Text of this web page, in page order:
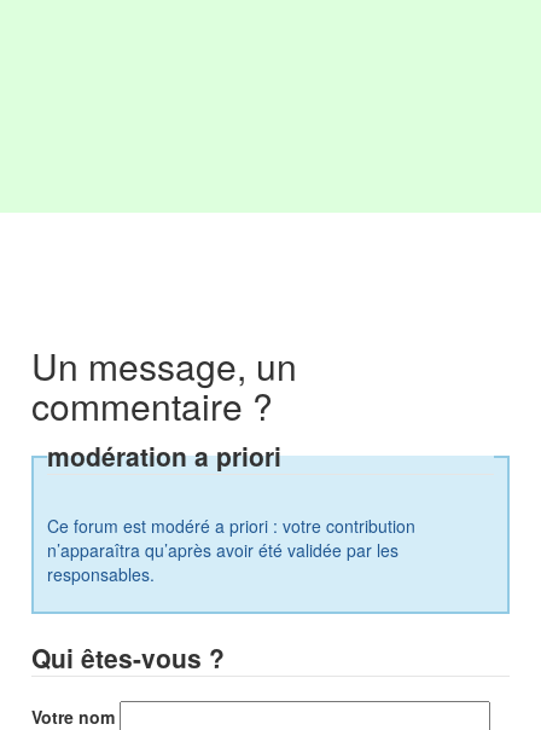
Un message, un
commentaire ?
modération a priori
Ce forum est modéré a priori : votre contribution
n’apparaîtra qu’après avoir été validée par les
responsables.
Qui êtes-vous ?
Votre nom